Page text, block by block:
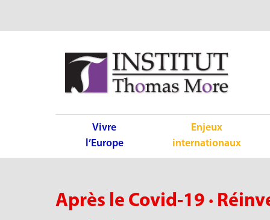
Vivre
l’Europe
Enjeux
internationaux
Après le Covid-19 ·